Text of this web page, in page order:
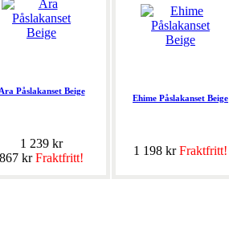
Ara Påslakanset Beige
1 239 kr
867 krFraktfritt!
Ehime Påslakanset Beige
1 198 krFraktfritt!